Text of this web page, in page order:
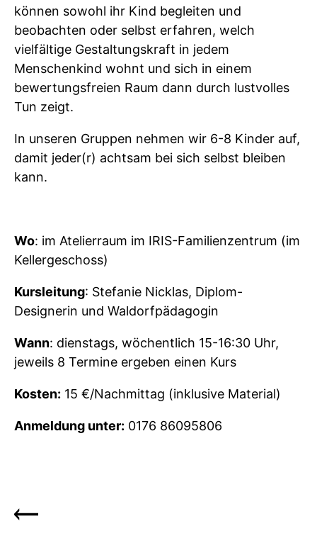
können sowohl ihr Kind begleiten und
beobachten oder selbst erfahren, welch
vielfältige Gestaltungskraft in jedem
Menschenkind wohnt und sich in einem
bewertungsfreien Raum dann durch lustvolles
Tun zeigt.
In unseren Gruppen nehmen wir 6-8 Kinder auf,
damit jeder(r) achtsam bei sich selbst bleiben
kann.
Wo: im Atelierraum im IRIS-Familienzentrum (im
Kellergeschoss)
Kursleitung: Stefanie Nicklas, Diplom-
Designerin und Waldorfpädagogin
Wann: dienstags, wöchentlich 15-16:30 Uhr,
jeweils 8 Termine ergeben einen Kurs
Kosten: 15 €/Nachmittag (inklusive Material)
Anmeldung unter: 0176 86095806